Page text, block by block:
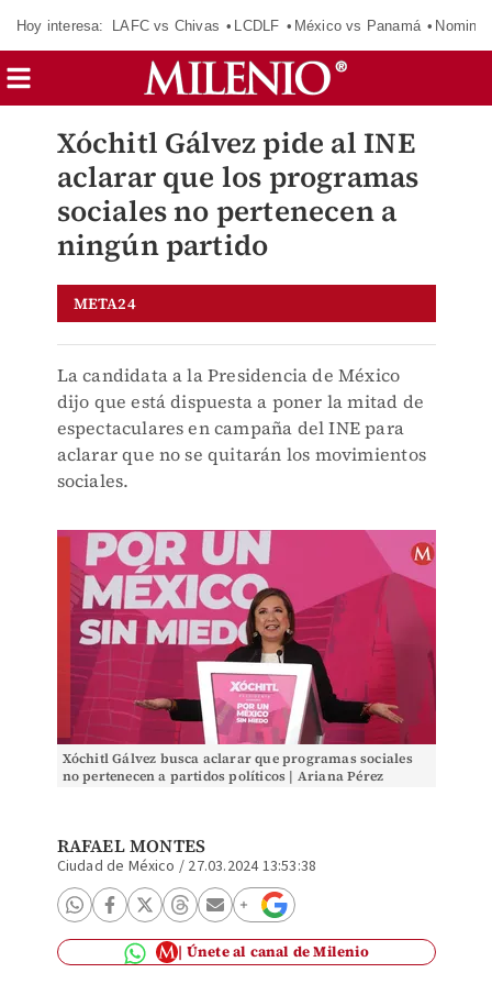
Hoy interesa: LAFC vs Chivas LCDLF México vs Panamá
Xóchitl Gálvez pide al INE
aclarar que los programas
sociales no pertenecen a
ningún partido
META24
La candidata a la Presidencia de México
dijo que está dispuesta a poner la mitad de
espectaculares en campaña del INE para
aclarar que no se quitarán los movimientos
sociales.
Xóchitl Gálvez busca aclarar que programas sociales
no pertenecen a partidos políticos | Ariana Pérez
RAFAEL MONTES
Ciudad de México / 27.03.2024 13:53:38
Únete al canal de Milenio